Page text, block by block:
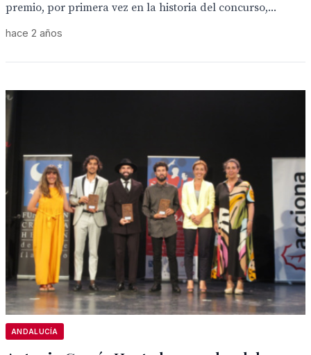
premio, por primera vez en la historia del concurso,...
hace 2 años
ANDALUCÍA